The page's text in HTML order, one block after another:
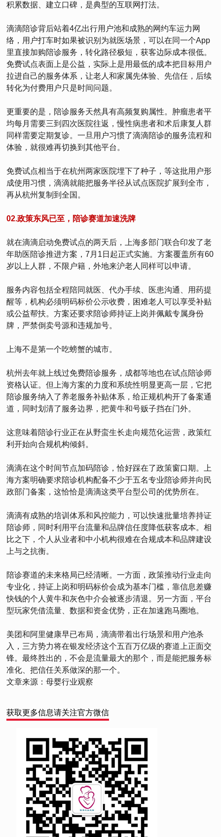
积累数据、建立口碑，是典型的互联网打法。
滴滴陪诊背后站着4亿出行用户池和成熟的网约车运力网
络，用户打车时如果被识别为就医场景，可以在同一个App
里直接加购陪诊服务，转化路径极短，获客边际成本很低。
免费试点表面上是公益，实际上是用最低的成本把目标用户
拉进自己的服务体系，让老人和家属先体验、先信任，后续
转化为付费用户只是时间问题。
更重要的是，陪诊服务天然具有高频复购属性。肿瘤患者平
均每月需要三到四次医院往返，慢性病患者和术后康复人群
同样需要定期复诊。一旦用户习惯了滴滴陪诊的服务流程和
体验，就很难再切换到其他平台。
免费试点相当于在杭州两家医院埋下了种子，等这批用户形
成使用习惯，滴滴就能把服务半径从试点医院扩展到全市，
再从杭州复制到全国。
02.政策东风已至，陪诊赛道加速洗牌
就在滴滴启动免费试点的两天后，上海多部门联合印发了老
年助医陪诊推进方案，7月1日起正式实施。方案覆盖所有60
岁以上人群，不限户籍，外地来沪老人同样可以申请。
服务内容包括全程陪同就医、代办手续、医患沟通、用药提
醒等，机构必须明码标价公示收费，困难老人可以享受补贴
或公益帮扶。方案还要求陪诊师持证上岗并佩戴专属身份
牌，严禁倒卖号源和违规加号。
上海不是第一个吃螃蟹的城市。
杭州去年就上线过免费陪诊服务，成都等地也在试点陪诊师
资格认证。但上海方案的力度和系统性明显更高一层，它把
陪诊服务纳入了养老服务补贴体系，给正规机构开了备案通
道，同时划清了服务边界，把黄牛和号贩子挡在门外。
这意味着陪诊行业正在从野蛮生长走向规范化运营，政策红
利开始向合规机构倾斜。
滴滴在这个时间节点加码陪诊，恰好踩在了政策窗口期。上
海方案明确要求陪诊机构配备不少于五名专业陪诊师并向民
政部门备案，这恰恰是滴滴这类平台型公司的优势所在。
滴滴有成熟的培训体系和风控能力，可以快速批量培养持证
陪诊师，同时利用平台流量和品牌信任度降低获客成本。相
比之下，个人从业者和中小机构很难在合规成本和品牌建设
上与之抗衡。
陪诊赛道的未来格局已经清晰。一方面，政策推动行业走向
专业化，持证上岗和明码标价会成为基本门槛，靠信息差赚
快钱的个人黄牛和灰色中介会被逐步清退。另一方面，平台
型玩家凭借流量、数据和资金优势，正在加速跑马圈地。
美团和阿里健康早已布局，滴滴带着出行场景和用户池杀
入，三方势力将在银发经济这个五百万亿级的赛道上正面交
锋。最终胜出的，不会是流量最大的那个，而是能把服务标
准化、把信任关系做深的那一个。
文章来源：母婴行业观察
获取更多信息请关注官方微信